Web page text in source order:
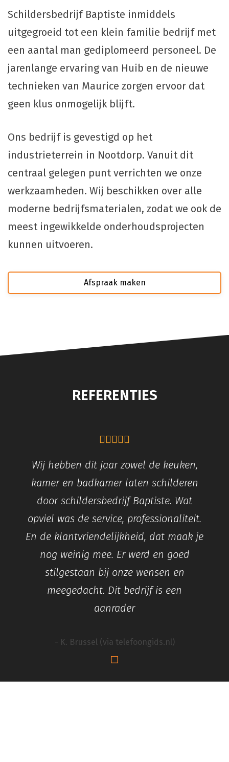
Schildersbedrijf Baptiste inmiddels
uitgegroeid tot een klein familie bedrijf met
een aantal man gediplomeerd personeel. De
jarenlange ervaring van Huib en de nieuwe
technieken van Maurice zorgen ervoor dat
geen klus onmogelijk blijft.
Ons bedrijf is gevestigd op het
industrieterrein in Nootdorp. Vanuit dit
centraal gelegen punt verrichten we onze
werkzaamheden. Wij beschikken over alle
moderne bedrijfsmaterialen, zodat we ook de
meest ingewikkelde onderhoudsprojecten
kunnen uitvoeren.
Afspraak maken
REFERENTIES
Wij hebben dit jaar zowel de keuken,
kamer en badkamer laten schilderen
door schildersbedrijf Baptiste. Wat
opviel was de service, professionaliteit.
En de klantvriendelijkheid, dat maak je
nog weinig mee. Er werd en goed
stilgestaan bij onze wensen en
meegedacht. Dit bedrijf is een
aanrader
- K. Brussel (via telefoongids.nl)